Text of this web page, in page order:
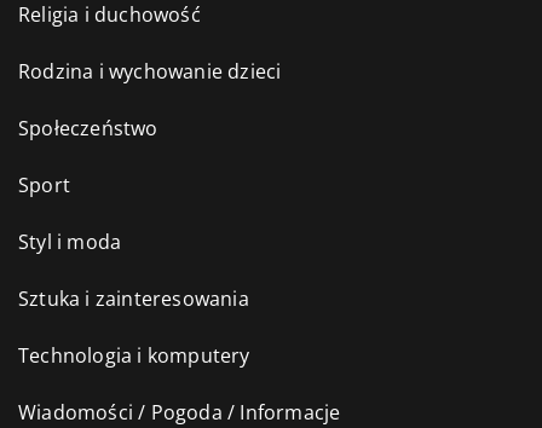
Religia i duchowość
Rodzina i wychowanie dzieci
Społeczeństwo
Sport
Styl i moda
Sztuka i zainteresowania
Technologia i komputery
Wiadomości / Pogoda / Informacje